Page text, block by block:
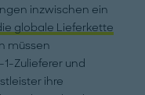
inzwischen ein
globale Lieferkette
müssen
Zulieferer und
ihre